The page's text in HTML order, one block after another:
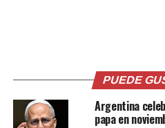
PUEDE
Argentina
papa en